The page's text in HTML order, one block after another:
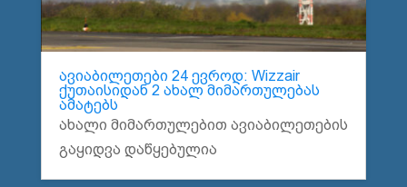
ავიაბილეთები 24 ევროდ: Wizzair
ქუთაისიდან 2 ახალ მიმართულებას
ამატებს
ახალი მიმართულებით ავიაბილეთების
გაყიდვა დაწყებულია